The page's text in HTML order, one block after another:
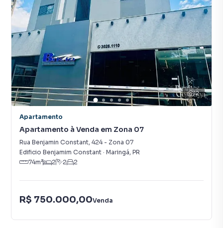
12
Apartamento
Apartamento à Venda em Zona 07
Rua Benjamin Constant, 424- Zona 07
Edificio Benjamim Constant · Maringá, PR
74m² 2 2 2
R$ 750.000,00Venda